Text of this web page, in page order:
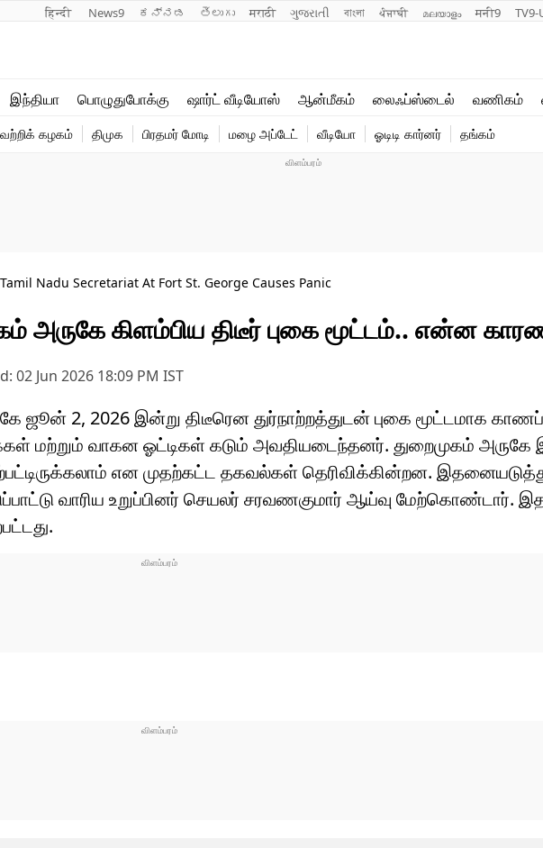
हिन्दी News9 ಕನ್ನಡ తెలుగు मराठी ગુજરાતી বাংলা ਪੰਜਾਬੀ മലയാളം मनी9 TV9-
இந்தியா பொழுதுபோக்கு ஷார்ட் வீடியோஸ் ஆன்மீகம் லைஃப்ஸ்டைல் வணிகம்
வணிகம்
வைரல்
கழகம் திமுக பிரதமர் மோடி மழை அப்டேட் வீடியோ ஓடிடி கார்னர் தங்கம்
Nadu Secretariat At Fort St. George Causes Panic
கிளம்பிய திடீர் புகை மூட்டம்.. என்ன
02 Jun 2026 18:09 PM IST
2, 2026 இன்று திடீரென துர்நாற்றத்துடன் புகை மூட்டமாக
மற்றும் வாகன ஓட்டிகள் கடும் அவதியடைந்தனர். துறைமுகம் அருகே
என முதற்கட்ட தகவல்கள் தெரிவிக்கின்றன.
வாரிய உறுப்பினர் செயலர் சரவணகுமார் ஆய்வு மேற்கொண்டார்.